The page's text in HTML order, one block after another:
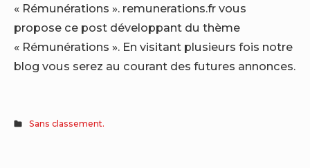
« Rémunérations ». remunerations.fr vous
propose ce post développant du thème
« Rémunérations ». En visitant plusieurs fois notre
blog vous serez au courant des futures annonces.
Sans classement.